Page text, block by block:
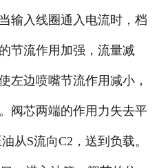
输入线圈通入电流时，档
节流作用加强，流量减
左边喷嘴节流作用减小，
阀芯两端的作用力失去平
从S流向C2，送到负载。